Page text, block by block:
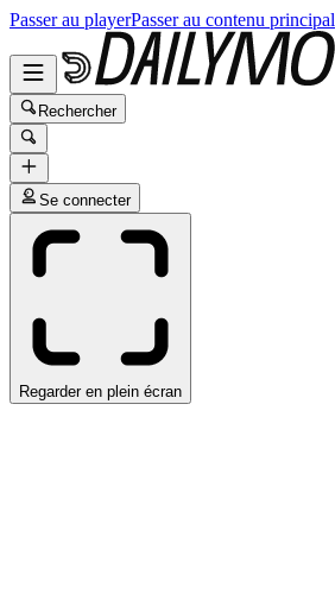
Passer au playerPasser au contenu principal
Rechercher
Se connecter
Regarder en plein écran